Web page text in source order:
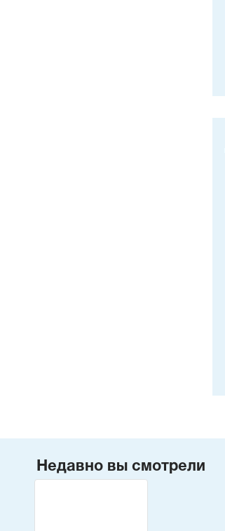
Недавно вы смотрели